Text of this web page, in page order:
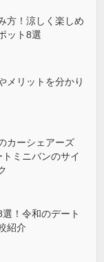
方！涼しく楽しめ
ット8選
メリットを分かり
カーシェアーズ
ミニバンのサイ
！令和のデート
紹介